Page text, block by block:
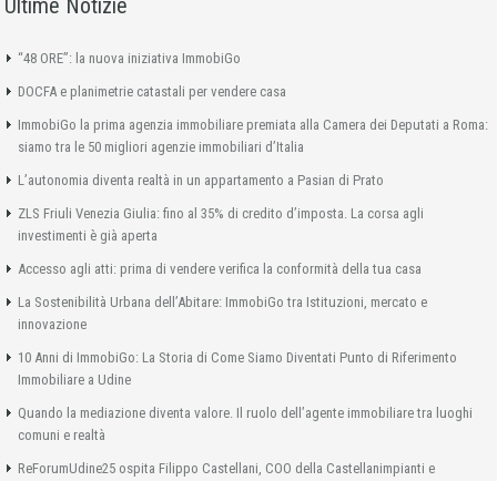
Ultime Notizie
“48 ORE”: la nuova iniziativa ImmobiGo
DOCFA e planimetrie catastali per vendere casa
ImmobiGo la prima agenzia immobiliare premiata alla Camera dei Deputati a Roma:
siamo tra le 50 migliori agenzie immobiliari d’Italia
L’autonomia diventa realtà in un appartamento a Pasian di Prato
ZLS Friuli Venezia Giulia: fino al 35% di credito d’imposta. La corsa agli
investimenti è già aperta
Accesso agli atti: prima di vendere verifica la conformità della tua casa
La Sostenibilità Urbana dell’Abitare: ImmobiGo tra Istituzioni, mercato e
innovazione
10 Anni di ImmobiGo: La Storia di Come Siamo Diventati Punto di Riferimento
Immobiliare a Udine
Quando la mediazione diventa valore. Il ruolo dell’agente immobiliare tra luoghi
comuni e realtà
ReForumUdine25 ospita Filippo Castellani, COO della Castellanimpianti e